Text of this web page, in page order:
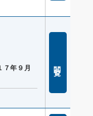
７年９月